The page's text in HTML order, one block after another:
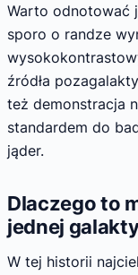
Warto odnotować
sporo o randze
źródła
też demonstracja
standardem do
jąder.
Dlaczego to
jednej
W tej historii